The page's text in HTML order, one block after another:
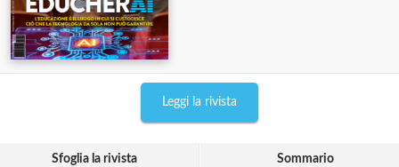
Leggi la rivista
Sfoglia la rivista Sommario